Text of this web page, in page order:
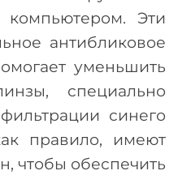
Эти
антибликовое
уменьшить
специально
синего
правило, имеют
чтобы обеспечить